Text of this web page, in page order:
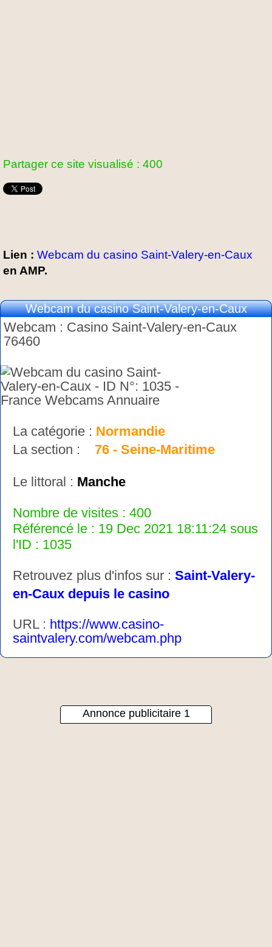
Partager ce site visualisé : 400
Lien : Webcam du casino Saint-Valery-en-Caux
en AMP.
Webcam du casino Saint-Valery-en-Caux
Webcam : Casino Saint-Valery-en-Caux
76460
La catégorie : Normandie
La section : 76 - Seine-Maritime
Le littoral : Manche
Nombre de visites : 400
Référencé le : 19 Dec 2021 18:11:24 sous
l'ID : 1035
Retrouvez plus d'infos sur : Saint-Valery-
en-Caux depuis le casino
URL : https://www.casino-
saintvalery.com/webcam.php
Annonce publicitaire 1